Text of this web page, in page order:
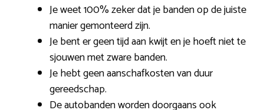
Je weet 100% zeker dat je banden op de juiste
manier gemonteerd zijn.
Je bent er geen tijd aan kwijt en je hoeft niet te
sjouwen met zware banden.
Je hebt geen aanschafkosten van duur
gereedschap.
De autobanden worden doorgaans ook